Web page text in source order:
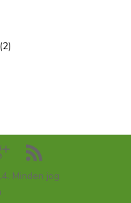
(2)
Minden jog